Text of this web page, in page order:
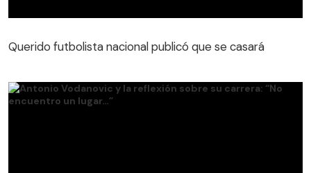
Querido futbolista nacional publicó que se casará